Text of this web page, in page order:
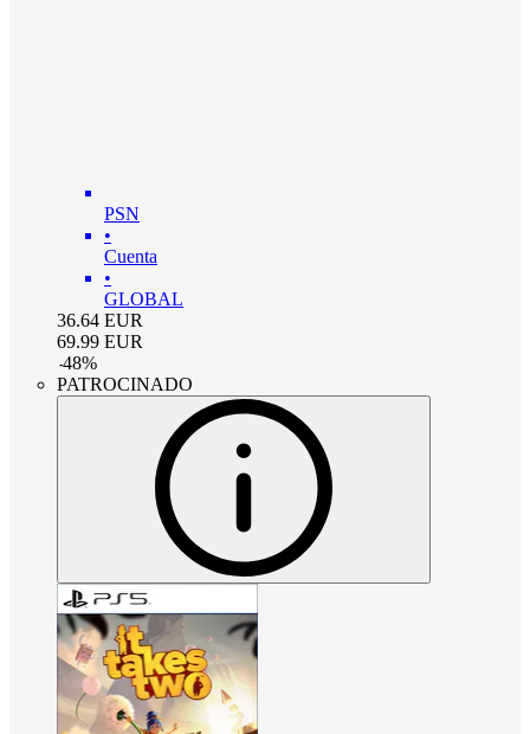
PSN
•
Cuenta
•
GLOBAL
36.64 EUR
69.99 EUR
-48%
PATROCINADO